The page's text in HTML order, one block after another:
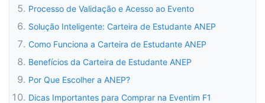
Processo de Validação e Acesso ao Evento
Solução Inteligente: Carteira de Estudante ANEP
Como Funciona a Carteira de Estudante ANEP
Benefícios da Carteira de Estudante ANEP
Por Que Escolher a ANEP?
Dicas Importantes para Comprar na Eventim F1